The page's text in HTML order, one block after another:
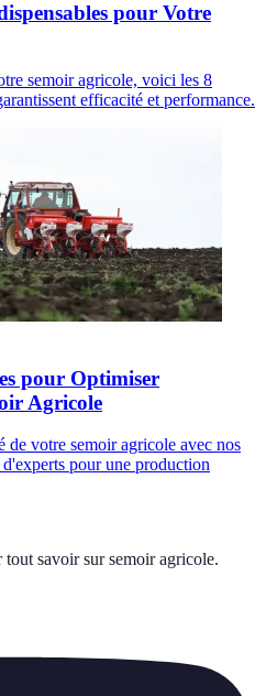
pour Votre
semoir agricole, voici les 8
efficacité et performance.
pour Optimiser
Agricole
votre semoir agricole avec nos
pour une production
tout savoir sur semoir agricole.